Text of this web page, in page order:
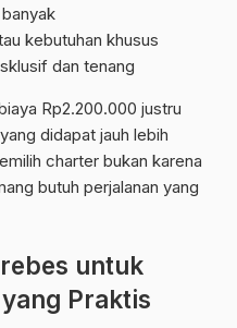
kebutuhan khusus
dan tenang
Rp2.200.000 justru
didapat jauh lebih
charter bukan karena
butuh perjalanan yang
untuk
Praktis